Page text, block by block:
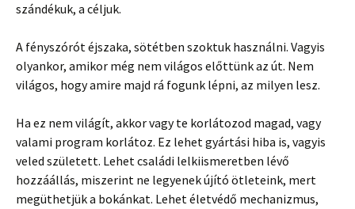
szándékuk, a céljuk.
A fényszórót éjszaka, sötétben szoktuk használni. Vagyis
olyankor, amikor még nem világos előttünk az út. Nem
világos, hogy amire majd rá fogunk lépni, az milyen lesz.
Ha ez nem világít, akkor vagy te korlátozod magad, vagy
valami program korlátoz. Ez lehet gyártási hiba is, vagyis
veled született. Lehet családi lelkiismeretben lévő
hozzáállás, miszerint ne legyenek újító ötleteink, mert
megüthetjük a bokánkat. Lehet életvédő mechanizmus,